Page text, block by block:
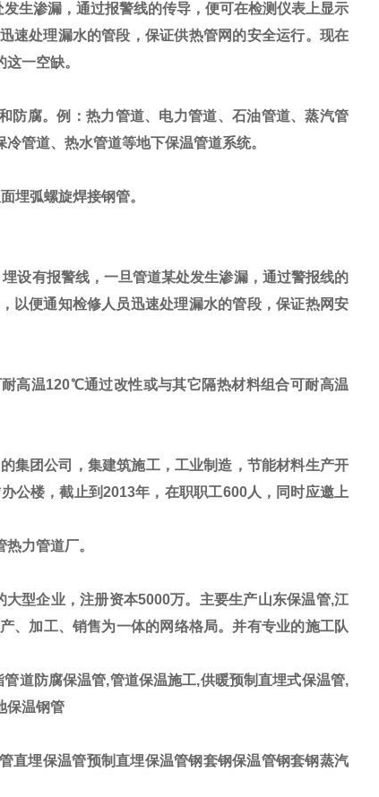
生渗漏，通过报警线的传导，便可在检测仪表上显示
速处理漏水的管段，保证供热管网的安全运行。现在
一空缺。
防腐。例：热力管道、电力管道、石油管道、蒸汽管
管道、热水管道等地下保温管道系统。
埋弧螺旋焊接钢管。
设有报警线，一旦管道某处发生渗漏，通过警报线的
以便通知检修人员迅速处理漏水的管段，保证热网安
高温120℃通过改性或与其它隔热材料组合可耐高温
集团公司，集建筑施工，工业制造，节能材料生产开
公楼，截止到2013年，在职职工600人，同时应邀上
热力管道厂。
型企业，注册资本5000万。主要生产山东保温管,江
、加工、销售为一体的网络格局。并有专业的施工队
道防腐保温管,管道保温施工,供暖预制直埋式保温管,
保温钢管
直埋保温管预制直埋保温管钢套钢保温管钢套钢蒸汽